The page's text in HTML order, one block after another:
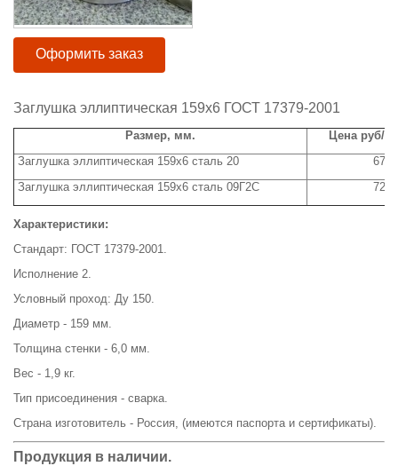
Оформить заказ
Заглушка эллиптическая 159х6 ГОСТ 17379-2001
Размер, мм.
Цена руб/
Заглушка эллиптическая 159х6 сталь 20
670
Заглушка эллиптическая 159х6 сталь 09Г2С
720
Характеристики:
Стандарт: ГОСТ 17379-2001.
Исполнение 2.
Условный проход: Ду 150.
Диаметр - 159 мм.
Толщина стенки - 6,0 мм.
Вес - 1,9 кг.
Тип присоединения - сварка.
Страна изготовитель - Россия, (имеются паспорта и сертификаты).
Продукция в наличии.